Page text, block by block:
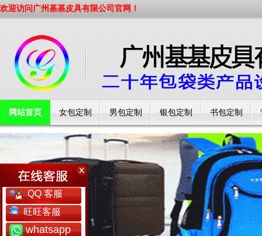
欢迎访问广州基基皮具有限公司官网！
网站首页 女包定制 男包定制 银包定制 书包定制
工厂简介
QQ 客服
旺旺客服
whatsapp